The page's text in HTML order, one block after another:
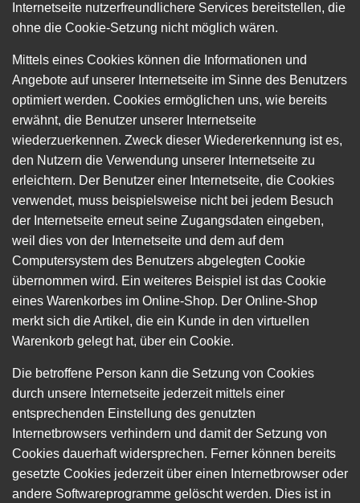
Internetseite nutzerfreundlichere Services bereitstellen, die
ohne die Cookie-Setzung nicht möglich wären.
Mittels eines Cookies können die Informationen und
Angebote auf unserer Internetseite im Sinne des Benutzers
optimiert werden. Cookies ermöglichen uns, wie bereits
erwähnt, die Benutzer unserer Internetseite
wiederzuerkennen. Zweck dieser Wiedererkennung ist es,
den Nutzern die Verwendung unserer Internetseite zu
erleichtern. Der Benutzer einer Internetseite, die Cookies
verwendet, muss beispielsweise nicht bei jedem Besuch
der Internetseite erneut seine Zugangsdaten eingeben,
weil dies von der Internetseite und dem auf dem
Computersystem des Benutzers abgelegten Cookie
übernommen wird. Ein weiteres Beispiel ist das Cookie
eines Warenkorbes im Online-Shop. Der Online-Shop
merkt sich die Artikel, die ein Kunde in den virtuellen
Warenkorb gelegt hat, über ein Cookie.
Die betroffene Person kann die Setzung von Cookies
durch unsere Internetseite jederzeit mittels einer
entsprechenden Einstellung des genutzten
Internetbrowsers verhindern und damit der Setzung von
Cookies dauerhaft widersprechen. Ferner können bereits
gesetzte Cookies jederzeit über einen Internetbrowser oder
andere Softwareprogramme gelöscht werden. Dies ist in